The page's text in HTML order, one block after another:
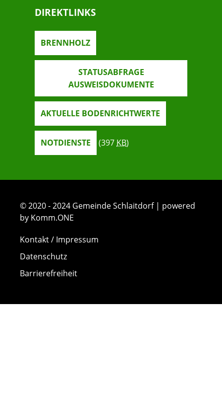
DIREKTLINKS
BRENNHOLZ
STATUSABFRAGE
AUSWEISDOKUMENTE
AKTUELLE BODENRICHTWERTE
NOTDIENSTE (397 KB)
© 2020 - 2024 Gemeinde Schlaitdorf | powered
by Komm.ONE
Kontakt / Impressum
Datenschutz
Barrierefreiheit